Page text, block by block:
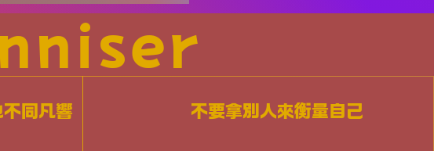
同凡響 不要拿別人來衡量自己